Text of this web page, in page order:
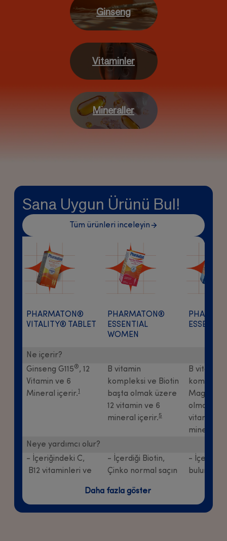
Ginseng
Vitaminler
Mineraller
Sana Uygun Ürünü Bul!
Tüm ürünleri inceleyin
PHARMATON®
VITALITY® TABLET
PHARMATON®
ESSENTIAL
WOMEN
Ne içerir?
Ginseng G115®, 12
Vitamin ve 6
Mineral içerir.1
B vitamin
kompleksi ve Biotin
başta olmak üzere
12 vitamin ve 6
mineral içerir.5
B vitamin
olmak
vitamin ve
mineral
Neye yardımcı olur?
- İçeriğindeki C,
B12 vitaminleri ve
- İçerdiği Biotin,
Çinko normal saçın
korunmasını
-
bulunan
normal
Daha fazla göster